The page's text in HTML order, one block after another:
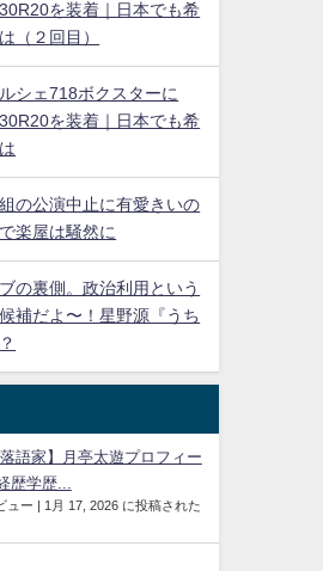
を装着｜日本でも希
（２回目）
シェ718ボクスターに
を装着｜日本でも希
の公演中止に有愛きいの
楽屋は騒然に
の裏側。政治利用という
補だよ〜！星野源『うち
落語家】月亭太遊プロフィー
歴学歴...
ュー | 1月 17, 2026 に投稿された